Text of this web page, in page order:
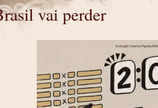
vai perder